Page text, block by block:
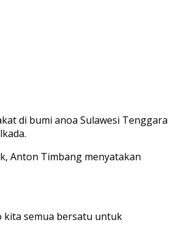
di bumi anoa Sulawesi Tenggara
Anton Timbang menyatakan
kita semua bersatu untuk